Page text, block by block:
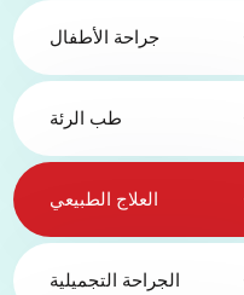
جراحة الأطفال
طب الرئة
العلاج الطبيعي
الجراحة التجميلية